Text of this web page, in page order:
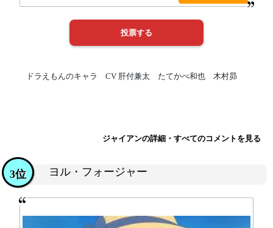
ドラえもんのキャラ CV 肝付兼太 たてかべ和也 木村昴
ジャイアンの詳細・すべてのコメントを見る
ヨル・フォージャー
3位